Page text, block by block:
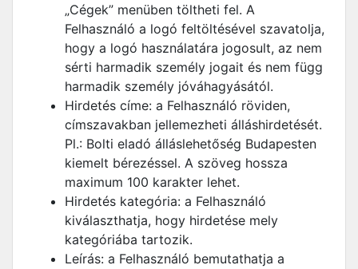
„Cégek” menüben töltheti fel. A
Felhasználó a logó feltöltésével szavatolja,
hogy a logó használatára jogosult, az nem
sérti harmadik személy jogait és nem függ
harmadik személy jóváhagyásától.
Hirdetés címe: a Felhasználó röviden,
címszavakban jellemezheti álláshirdetését.
Pl.: Bolti eladó álláslehetőség Budapesten
kiemelt bérezéssel. A szöveg hossza
maximum 100 karakter lehet.
Hirdetés kategória: a Felhasználó
kiválaszthatja, hogy hirdetése mely
kategóriába tartozik.
Leírás: a Felhasználó bemutathatja a